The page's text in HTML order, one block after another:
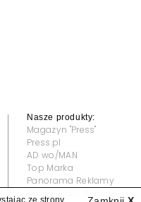
Nasze produkty:
Magazyn "Press"
Press.pl
AD wo/MAN
Top Marka
Panorama Reklamy
ze strony